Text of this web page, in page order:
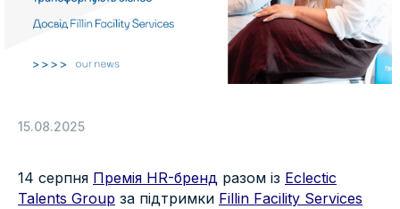
15.08.2025
14 серпня Премія HR-бренд разом із Eclectic
Talents Group за підтримки Fillin Facility Services